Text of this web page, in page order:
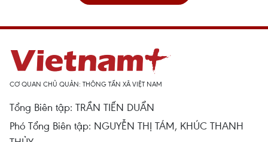
CƠ QUAN CHỦ QUẢN: THÔNG TẤN XÃ VIỆT NAM
Tổng Biên tập: TRẦN TIẾN DUẨN
Phó Tổng Biên tập: NGUYỄN THỊ TÁM, KHÚC THANH